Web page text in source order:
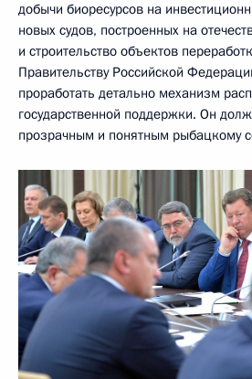
добычи биоресурсов на
новых судов, построенных на
и строительство объектов
Правительству Российской
проработать детально механизм
государственной поддержки. Он
прозрачным и понятным рыбацкому